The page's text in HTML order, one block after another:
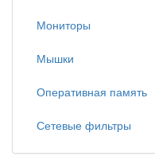
Мониторы
Мышки
Оперативная память
Сетевые фильтры